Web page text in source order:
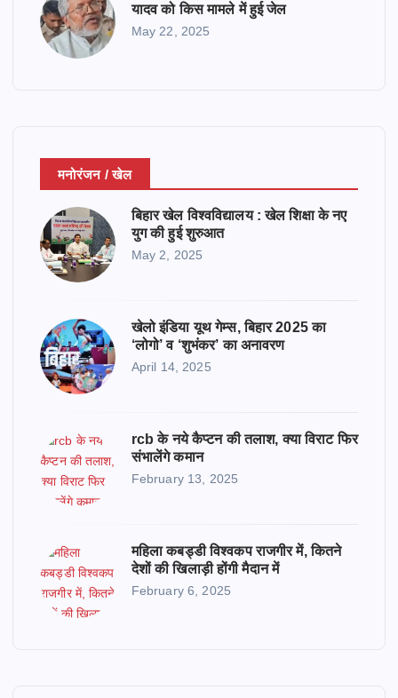
यादव को किस मामले में हुई जेल
May 22, 2025
मनोरंजन / खेल
बिहार खेल विश्वविद्यालय : खेल शिक्षा के नए
युग की हुई शुरुआत
May 2, 2025
खेलो इंडिया यूथ गेम्स, बिहार 2025 का
‘लोगो’ व ‘शुभंकर’ का अनावरण
April 14, 2025
rcb के नये कैप्टन की तलाश, क्या विराट फिर
संभालेंगे कमान
February 13, 2025
महिला कबड्डी विश्वकप राजगीर में, कितने
देशों की खिलाड़ी होंगी मैदान में
February 6, 2025